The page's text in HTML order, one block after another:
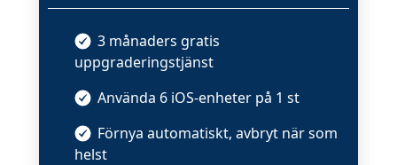
3 månaders gratis
uppgraderingstjänst
Använda 6 iOS-enheter på 1 st
Förnya automatiskt, avbryt när som
helst